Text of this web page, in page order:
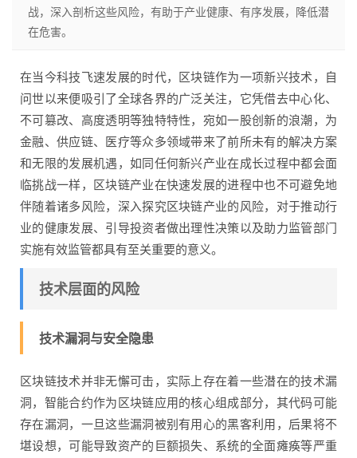
战，深入剖析这些风险，有助于产业健康、有序发展，降低潜
在危害。
在当今科技飞速发展的时代，区块链作为一项新兴技术，自
问世以来便吸引了全球各界的广泛关注，它凭借去中心化、
不可篡改、高度透明等独特特性，宛如一股创新的浪潮，为
金融、供应链、医疗等众多领域带来了前所未有的解决方案
和无限的发展机遇，如同任何新兴产业在成长过程中都会面
临挑战一样，区块链产业在快速发展的进程中也不可避免地
伴随着诸多风险，深入探究区块链产业的风险，对于推动行
业的健康发展、引导投资者做出理性决策以及助力监管部门
实施有效监管都具有至关重要的意义。
技术层面的风险
技术漏洞与安全隐患
区块链技术并非无懈可击，实际上存在着一些潜在的技术漏
洞，智能合约作为区块链应用的核心组成部分，其代码可能
存在漏洞，一旦这些漏洞被别有用心的黑客利用，后果将不
堪设想，可能导致资产的巨额损失、系统的全面瘫痪等严重